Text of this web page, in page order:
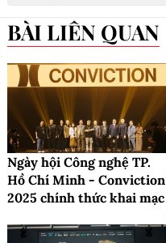
BÀI LIÊN QUAN
Ngày hội Công nghệ TP.
Hồ Chí Minh - Conviction
2025 chính thức khai mạc